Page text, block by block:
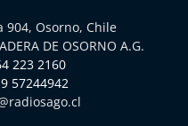
904, Osorno, Chile
DE OSORNO A.G.
223 2160
57244942